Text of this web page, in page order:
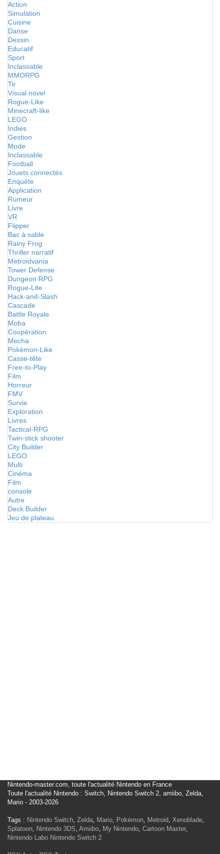
Action
Simulation
Cuisine
Danse
Dessin
Educatif
Sport
Inclassable
MMORPG
Tir
Visual novel
Rogue-Like
Minecraft-like
LEGO
Indies
Gestion
Mode
Inclassable
Football
Jouets connectés
Enquête
Application
Rumeur
Livre
VR
Flipper
Bac à sable
Rainy Frog
Thriller narratif
Metroidvania
Tower Defense
Dungeon RPG
Rogue-Lite
Hack-and-Slash
Cascade
Battle Royale
Moba
Coopération
Mecha
Pokémon-Like
Casse-tête
Free-to-Play
Film
Horreur
FMV
Survie
Exploration
Livres
Tactical-RPG
Twin-stick shooter
City Builder
LEGO
Multi
Cinéma
Film
console
Autre
Deck Builder
Jeu de plateau
Nintendo-master.com, toute l'actualité Nintendo en France
Toute l'actualité Nintendo : Switch, Nintendo Switch 2, amiibo, Zelda,
Mario - 2003-2026
Tags : Nintendo Switch, Zelda, Mario, Pokémon, Metroid, Xenoblade,
Splatoon, Nintendo 3DS, Amiibo, My Nintendo, Cartoon Master,
Nintendo Labo Nintendo Switch 2